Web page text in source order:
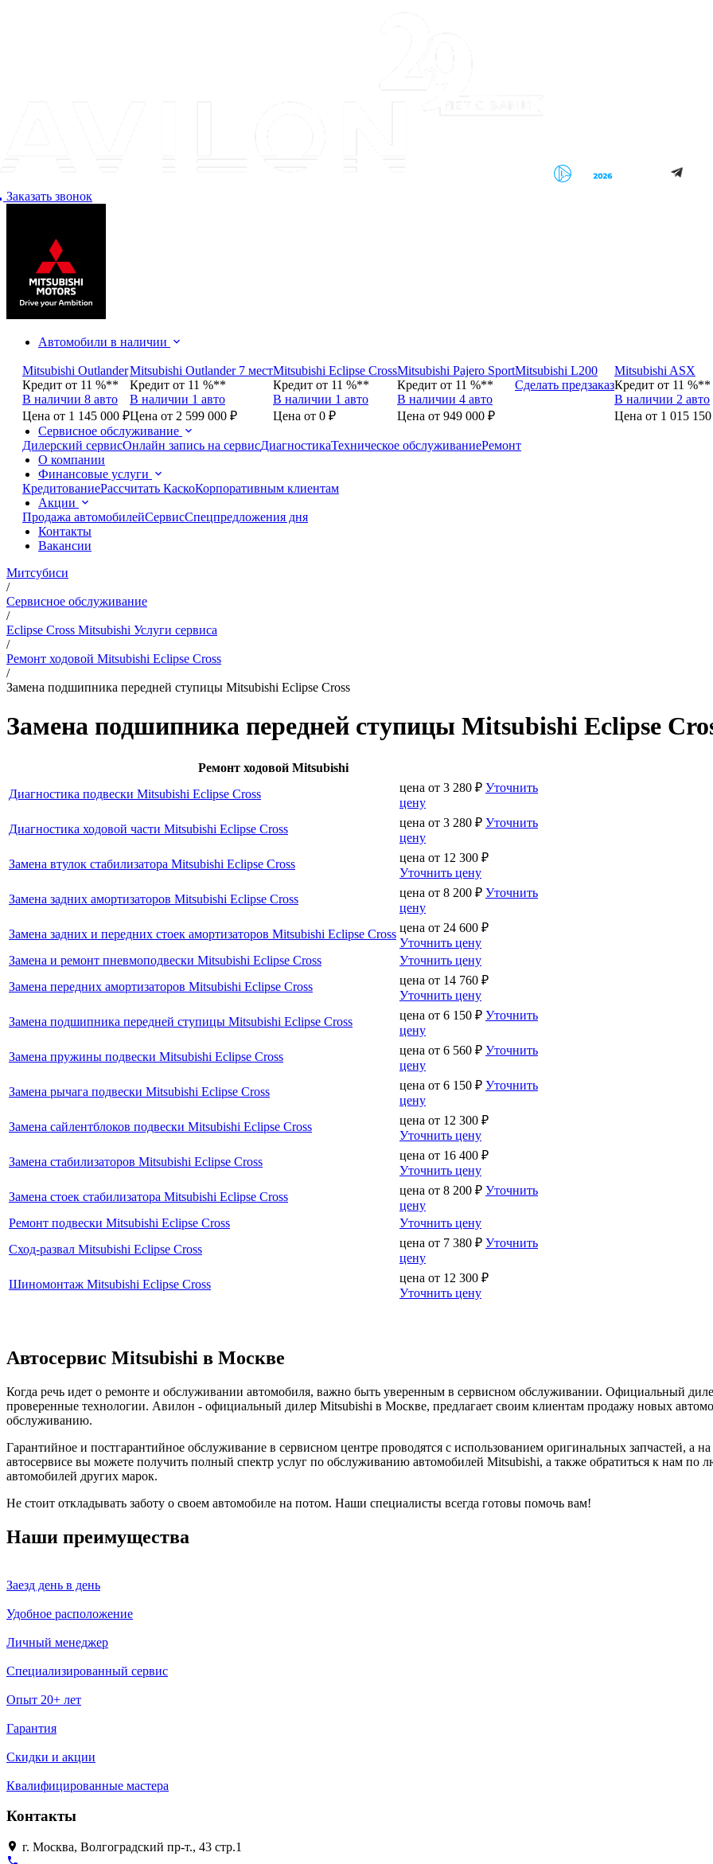
Заказать звонок
Автомобили в наличии
Mitsubishi Outlander
Кредит от 11 %**
В наличии 8 авто
Цена от 1 145 000 ₽
Mitsubishi Outlander 7 мест
Кредит от 11 %**
В наличии 1 авто
Цена от 2 599 000 ₽
Mitsubishi Eclipse Cross
Кредит от 11 %**
В наличии 1 авто
Цена от 0 ₽
Mitsubishi Pajero Sport
Кредит от 11 %**
В наличии 4 авто
Цена от 949 000 ₽
Mitsubishi L200
Сделать предзаказ
Mitsubishi ASX
Кредит от 11 %**
В наличии 2 авто
Цена от 1 015
Сервисное обслуживание
Дилерский сервисОнлайн запись на сервисДиагностикаТехническое обслуживаниеРемонт
О компании
Финансовые услуги
КредитованиеРассчитать КаскоКорпоративным клиентам
Акции
Продажа автомобилейСервисСпецпредложения дня
Контакты
Вакансии
Митсубиси
/
Сервисное обслуживание
/
Eclipse Cross Mitsubishi Услуги сервиса
/
Ремонт ходовой Mitsubishi Eclipse Cross
/
Замена подшипника передней ступицы Mitsubishi Eclipse Cross
Замена подшипника передней ступицы Mitsubishi Eclipse
Ремонт ходовой Mitsubishi
Диагностика подвески Mitsubishi Eclipse Cross
цена от 3 280 ₽ Уточнить
цену
Диагностика ходовой части Mitsubishi Eclipse Cross
цена от 3 280 ₽ Уточнить
цену
Замена втулок стабилизатора Mitsubishi Eclipse Cross
цена от 12 300 ₽
Уточнить цену
Замена задних амортизаторов Mitsubishi Eclipse Cross
цена от 8 200 ₽ Уточнить
цену
Замена задних и передних стоек амортизаторов Mitsubishi Eclipse Cross цена от 24 600 ₽
Уточнить цену
Замена и ремонт пневмоподвески Mitsubishi Eclipse Cross
Уточнить цену
Замена передних амортизаторов Mitsubishi Eclipse Cross
цена от 14 760 ₽
Уточнить цену
Замена подшипника передней ступицы Mitsubishi Eclipse Cross
цена от 6 150 ₽ Уточнить
цену
Замена пружины подвески Mitsubishi Eclipse Cross
цена от 6 560 ₽ Уточнить
цену
Замена рычага подвески Mitsubishi Eclipse Cross
цена от 6 150 ₽ Уточнить
цену
Замена сайлентблоков подвески Mitsubishi Eclipse Cross
цена от 12 300 ₽
Уточнить цену
Замена стабилизаторов Mitsubishi Eclipse Cross
цена от 16 400 ₽
Уточнить цену
Замена стоек стабилизатора Mitsubishi Eclipse Cross
цена от 8 200 ₽ Уточнить
цену
Ремонт подвески Mitsubishi Eclipse Cross
Уточнить цену
Сход-развал Mitsubishi Eclipse Cross
цена от 7 380 ₽ Уточнить
цену
Шиномонтаж Mitsubishi Eclipse Cross
цена от 12 300 ₽
Уточнить цену
Автосервис Mitsubishi в Москве
Когда речь идет о ремонте и обслуживании автомобиля, важно быть уверенным в сервисном обслуживании. Официальный
проверенные технологии. Авилон - официальный дилер Mitsubishi в Москве, предлагает своим клиентам продажу новых
обслуживанию.
Гарантийное и постгарантийное обслуживание в сервисном центре проводятся с использованием оригинальных запчастей, а
автосервисе вы можете получить полный спектр услуг по обслуживанию автомобилей Mitsubishi, а также обратиться к нам
автомобилей других марок.
Не стоит откладывать заботу о своем автомобиле на потом. Наши специалисты всегда готовы помочь вам!
Наши преимущества
Заезд день в день
Удобное расположение
Личный менеджер
Специализированный сервис
Опыт 20+ лет
Гарантия
Скидки и акции
Квалифицированные мастера
Контакты
г. Москва, Волгоградский пр-т., 43 стр.1